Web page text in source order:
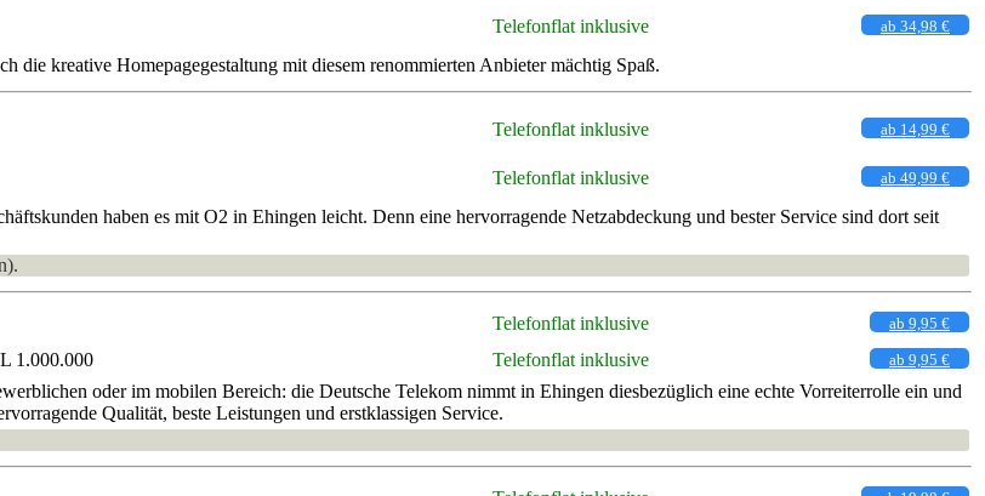
Telefonflat inklusive ab 34,98 €
kreative Homepagegestaltung mit diesem renommierten Anbieter mächtig Spaß.
Telefonflat inklusive ab 14,99 €
Telefonflat inklusive ab 49,99 €
haben es mit O2 in Ehingen leicht. Denn eine hervorragende Netzabdeckung und bester Service sind dort seit
Telefonflat inklusive ab 9,95 €
1.000.000 Telefonflat inklusive ab 9,95 €
oder im mobilen Bereich: die Deutsche Telekom nimmt in Ehingen diesbezüglich eine echte Vorreiterrolle ein und
Qualität, beste Leistungen und erstklassigen Service.